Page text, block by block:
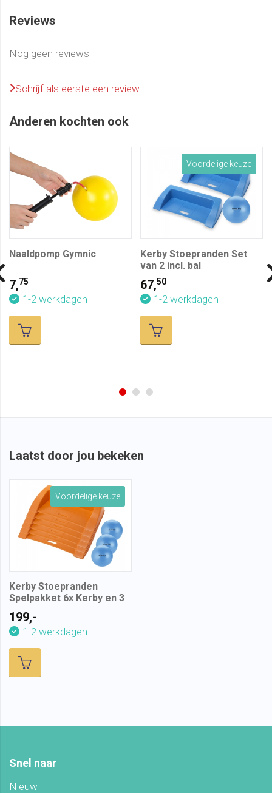
Reviews
Nog geen reviews
Schrijf als eerste een review
Anderen kochten ook
Naaldpomp Gymnic
7,75
1-2 werkdagen
Voordelige keuze
Kerby Stoepranden Set
van 2 incl. bal
67,50
1-2 werkdagen
Laatst door jou bekeken
Voordelige keuze
Kerby Stoepranden
Spelpakket 6x Kerby en 3x
199,-
1-2 werkdagen
Snel naar
Nieuw